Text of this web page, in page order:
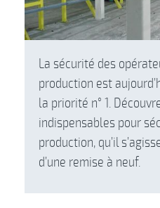
La sécurité des
production est
la priorité n° 1.
indispensables pour
production, qu’il
d’une remise à neuf.